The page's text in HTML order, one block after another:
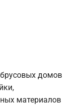
домов
материалов